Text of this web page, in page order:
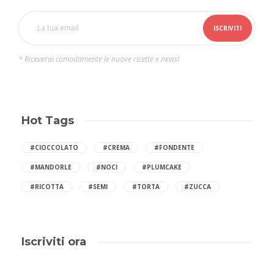
* Riceverai comodamente le nuove ricette e news!
Hot Tags
#CIOCCOLATO #CREMA #FONDENTE
#MANDORLE #NOCI #PLUMCAKE
#RICOTTA #SEMI #TORTA #ZUCCA
Iscriviti ora